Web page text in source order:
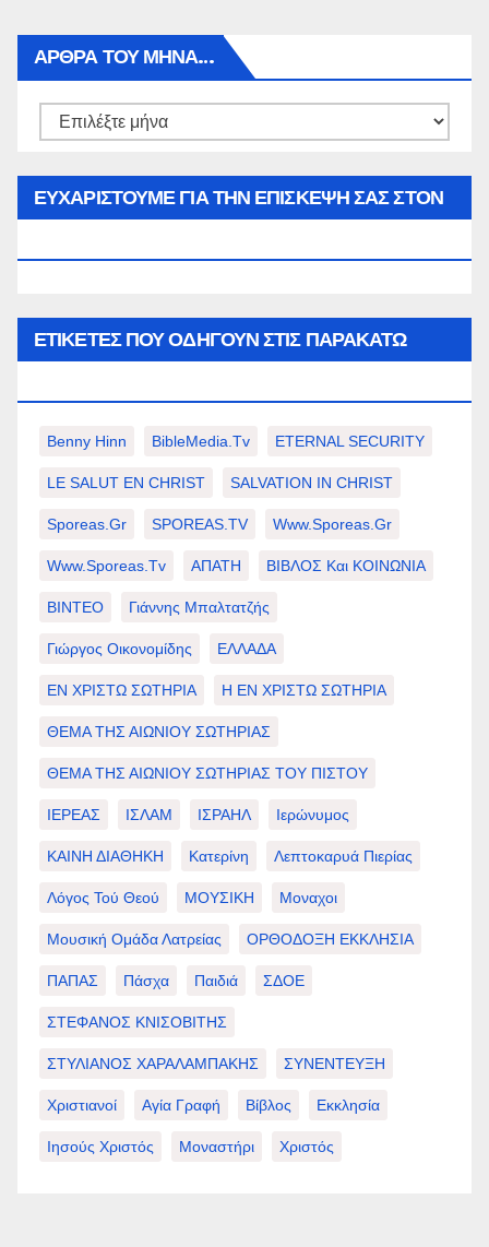
ΑΡΘΡΑ ΤΟΥ ΜΉΝΑ…
Αρθρα
ΕΥΧΑΡΙΣΤΟΥΜΕ ΓΙΑ ΤΗΝ ΕΠΙΣΚΕΨΗ ΣΑΣ ΣΤΟΝ
ΕΤΙΚΈΤΕΣ ΠΟΥ ΟΔΗΓΟΎΝ ΣΤΙΣ ΠΑΡΑΚΆΤΩ
Benny Hinn BibleMedia.tv ETERNAL SECURITY
LE SALUT EN CHRIST SALVATION IN CHRIST
Sporeas.gr SPOREAS.TV Www.sporeas.gr
Www.sporeas.tv ΑΠΑΤΗ ΒΙΒΛΟΣ Και ΚΟΙΝΩΝΙΑ
ΒΙΝΤΕΟ Γιάννης Μπαλτατζής
Γιώργος Οικονομίδης ΕΛΛΑΔΑ
ΕΝ ΧΡΙΣΤΩ ΣΩΤΗΡΙΑ Η ΕΝ ΧΡΙΣΤΩ ΣΩΤΗΡΙΑ
ΘΕΜΑ ΤΗΣ ΑΙΩΝΙΟΥ ΣΩΤΗΡΙΑΣ
ΘΕΜΑ ΤΗΣ ΑΙΩΝΙΟΥ ΣΩΤΗΡΙΑΣ ΤΟΥ ΠΙΣΤΟΥ
ΙΕΡΕΑΣ ΙΣΛΑΜ ΙΣΡΑΗΛ Ιερώνυμος
ΚΑΙΝΗ ΔΙΑΘΗΚΗ Κατερίνη Λεπτοκαρυά Πιερίας
Λόγος Τού Θεού ΜΟΥΣΙΚΗ Μοναχοι
Μουσική Ομάδα Λατρείας ΟΡΘΟΔΟΞΗ ΕΚΚΛΗΣΙΑ
ΠΑΠΑΣ Πάσχα Παιδιά ΣΔΟΕ
ΣΤΕΦΑΝΟΣ ΚΝΙΣΟΒΙΤΗΣ
ΣΤΥΛΙΑΝΟΣ ΧΑΡΑΛΑΜΠΑΚΗΣ ΣΥΝΕΝΤΕΥΞΗ
Χριστιανοί Αγία Γραφή Βίβλος Εκκλησία
Ιησούς Χριστός Μοναστήρι Χριστός